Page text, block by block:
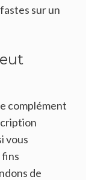
sur un
complément
vous
fins
de